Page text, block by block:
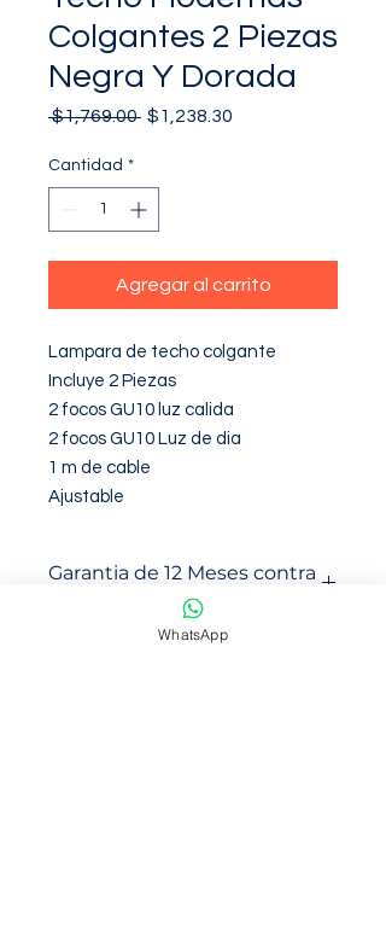
Colgantes 2 Piezas
Negra Y Dorada
$1,769.00 Precio
$1,238.30
Cantidad *
Agregar al carrito
Lampara de techo colgante
Incluye 2 Piezas
2 focos GU10 luz calida
2 focos GU10 Luz de dia
1 m de cable
Ajustable
Garantia de 12 Meses contra
defectos de fabirca
WhatsApp